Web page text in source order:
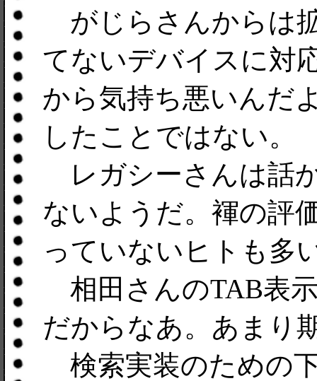
がじらさんからは
てないデバイスに対
から気持ち悪いんだ
したことではない。
レガシーさんは話
ないようだ。褌の評
っていないヒトも多
相田さんのTAB表
だからなあ。あまり
検索実装のための